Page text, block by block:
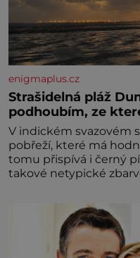
enigmaplus.cz
Strašidelná pláž
podhoubím, ze
V indickém svazovém
pobřeží, které má
tomu přispívá i černý